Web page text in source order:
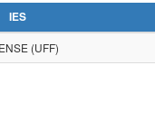
IES
(UFF)